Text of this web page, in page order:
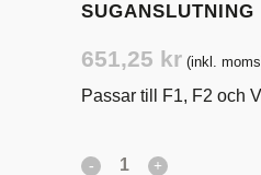
SUGANSLUTNING
651,25 kr (inkl.
Passar till F1, F2 och